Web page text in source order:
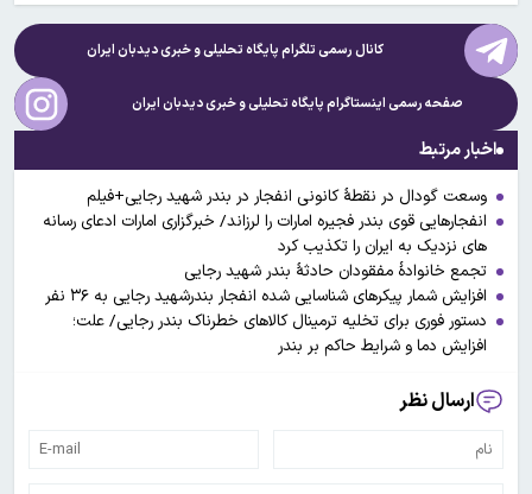
کانال رسمی تلگرام پایگاه تحلیلی و خبریدیدبان ایران
صفحه رسمی اینستاگرام پایگاه تحلیلی و خبریدیدبان ایران
اخبار مرتبط
وسعت گودال در نقطهٔ کانونی انفجار در بندر شهید رجایی+فیلم
انفجار‌هایی قوی بندر فجیره امارات را لرزاند/ خبرگزاری امارات ادعای رسانه
های نزدیک به ایران را تکذیب کرد
تجمع خانوادۀ مفقودان حادثۀ بندر شهید رجایی
افزایش شمار پیکرهای شناسایی شده انفجار بندرشهید رجایی به ۳۶ نفر
دستور فوری برای تخلیه ترمینال کالا‌های خطرناک بندر رجایی/ علت؛
افزایش دما و شرایط حاکم بر بندر
ارسال نظر